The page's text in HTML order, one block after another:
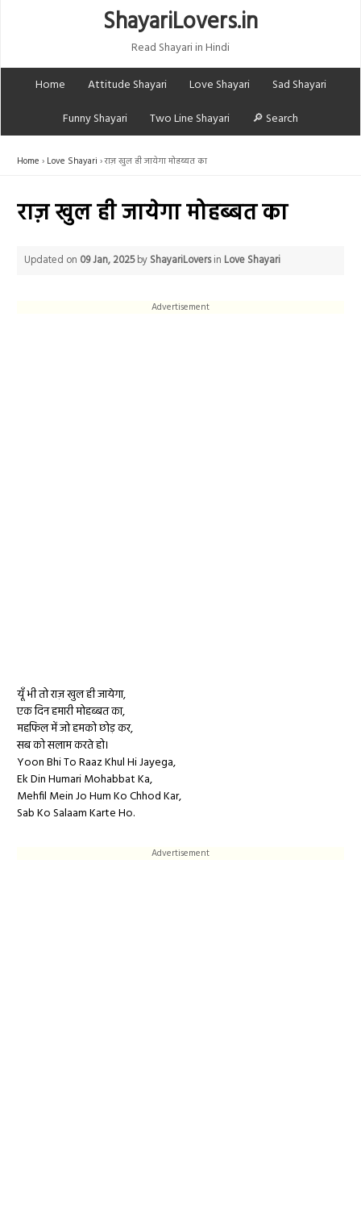
ShayariLovers.in
Read Shayari in Hindi
Home
Attitude Shayari Love Shayari
Sad Shayari
Funny Shayari
Two Line Shayari 🔎 Search
Home Love Shayari राज़ खुल ही जायेगा मोहब्बत का
राज़ खुल ही जायेगा मोहब्बत का
Updated on 09 Jan, 2025by ShayariLoversin Love Shayari
Advertisement
यूँ भी तो राज़ खुल ही जायेगा,
एक दिन हमारीमोहब्बतका,
महफिल में जो हमको छोड़ कर,
सब को सलाम करते हो।
Yoon Bhi To Raaz Khul Hi Jayega,
Ek Din Humari Mohabbat Ka,
Mehfil Mein Jo Hum Ko Chhod Kar,
Sab Ko Salaam Karte Ho.
Advertisement